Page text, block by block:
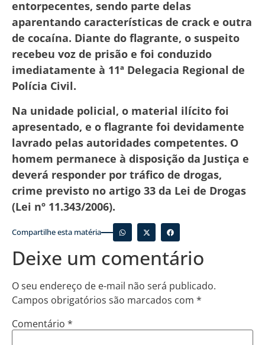
entorpecentes, sendo parte delas
aparentando características de crack e outra
de cocaína. Diante do flagrante, o suspeito
recebeu voz de prisão e foi conduzido
imediatamente à 11ª Delegacia Regional de
Polícia Civil.
Na unidade policial, o material ilícito foi
apresentado, e o flagrante foi devidamente
lavrado pelas autoridades competentes. O
homem permanece à disposição da Justiça e
deverá responder por tráfico de drogas,
crime previsto no artigo 33 da Lei de Drogas
(Lei nº 11.343/2006).
Compartilhe esta matéria
Deixe um comentário
O seu endereço de e-mail não será publicado.
Campos obrigatórios são marcados com *
Comentário *